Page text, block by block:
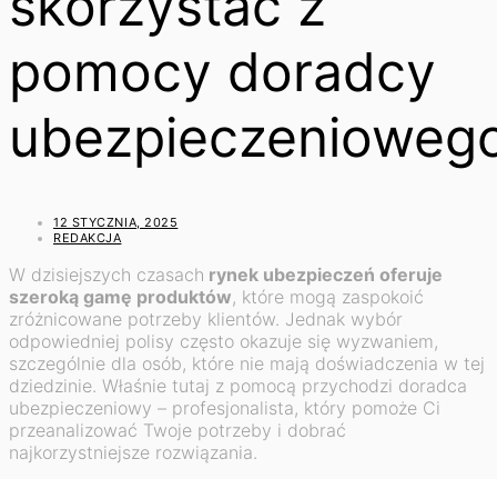
pomocy doradcy
12 STYCZNIA, 2025
REDAKCJA
W dzisiejszych czasach rynek ubezpieczeń oferuje
szeroką gamę produktów, które mogą zaspokoić
zróżnicowane potrzeby klientów. Jednak wybór
odpowiedniej polisy często okazuje się wyzwaniem,
szczególnie dla osób, które nie mają doświadczenia w tej
dziedzinie. Właśnie tutaj z pomocą przychodzi doradca
ubezpieczeniowy – profesjonalista, który pomoże Ci
przeanalizować Twoje potrzeby i dobrać
najkorzystniejsze rozwiązania.